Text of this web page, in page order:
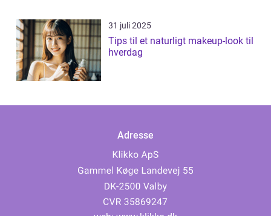
31 juli 2025
Tips til et naturligt makeup-look til
hverdag
Adresse